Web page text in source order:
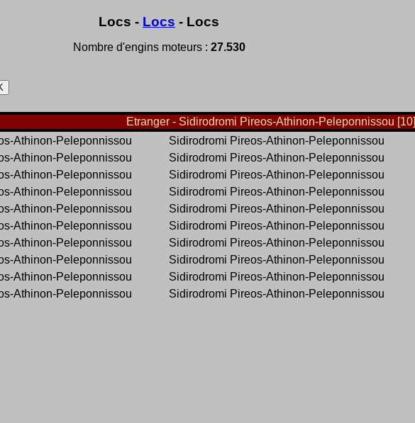
Locs - Locs - Locs
Nombre d'engins moteurs : 27.530
Etranger - Sidirodromi Pireos-Athinon-Peleponnissou [10]
Athinon-Peleponnissou
Sidirodromi Pireos-Athinon-Peleponnissou
Athinon-Peleponnissou
Sidirodromi Pireos-Athinon-Peleponnissou
Athinon-Peleponnissou
Sidirodromi Pireos-Athinon-Peleponnissou
Athinon-Peleponnissou
Sidirodromi Pireos-Athinon-Peleponnissou
Athinon-Peleponnissou
Sidirodromi Pireos-Athinon-Peleponnissou
Athinon-Peleponnissou
Sidirodromi Pireos-Athinon-Peleponnissou
Athinon-Peleponnissou
Sidirodromi Pireos-Athinon-Peleponnissou
Athinon-Peleponnissou
Sidirodromi Pireos-Athinon-Peleponnissou
Athinon-Peleponnissou
Sidirodromi Pireos-Athinon-Peleponnissou
Athinon-Peleponnissou
Sidirodromi Pireos-Athinon-Peleponnissou